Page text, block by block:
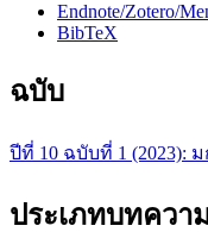
Endnote/Zotero/
BibTeX
ฉบับ
ปีที่ 10 ฉบับที่ 1 (2023):
ประเภทบทควา